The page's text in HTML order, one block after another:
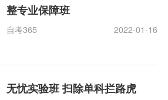
整专业保障班
自考365 2022-01-16
无忧实验班 扫除单科拦路虎